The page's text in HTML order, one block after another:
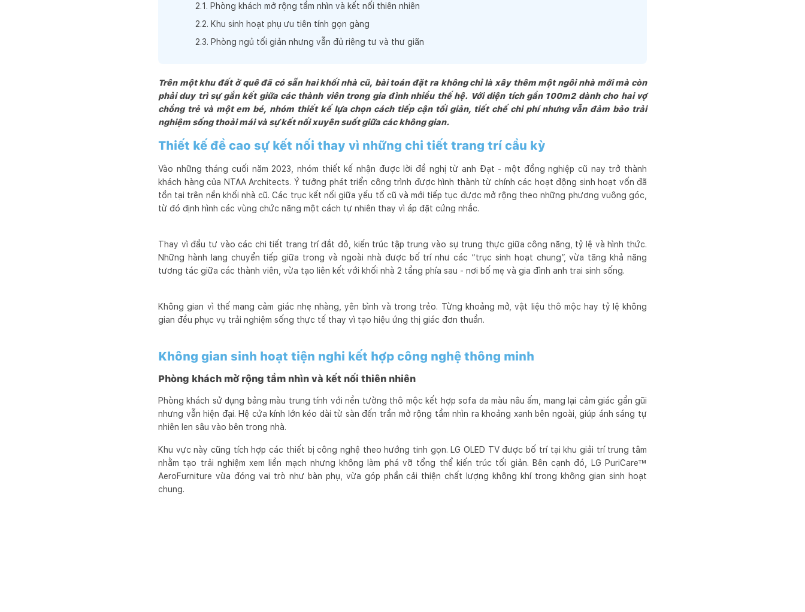
đậm dấu ấn của
Chúng tôi luôn hy vọng và có niềm tin rằng, một sản phẩm chất lượng là kết quả của mối quan hệ tốt đẹp giữa sự nhiệt
hài lòng, đầy niềm vui và nhiều sự hứng khởi nhất.
2.1 . Phòng khách mở rộng tầm nhìn và kết nối thiên nhiên
2.2. Khu sinh hoạt phụ ưu tiên tính gọn gàng
2.3. Phòng ngủ tối giản nhưng vẫn đủ riêng tư và thư giãn
Trên một khu đất ở quê đã có sẵn hai khối nhà cũ, bài toán đặt ra không chỉ là xây thêm một ngôi nhà mới mà còn
phải duy trì sự gắn kết giữa các thành viên trong gia đình nhiều thế hệ. Với diện tích gần 100m2 dành cho hai vợ
chồng trẻ và một em bé, nhóm thiết kế lựa chọn cách tiếp cận tối giản, tiết chế chi phí nhưng vẫn đảm bảo trải
nghiệm sống thoải mái và sự kết nối xuyên suốt giữa các không gian.
Thiết kế đề cao sự kết nối thay vì những chi tiết trang trí cầu kỳ
Vào những tháng cuối năm 2023, nhóm thiết kế nhận được lời đề nghị từ anh Đạt - một đồng nghiệp cũ nay trở thành
khách hàng của NTAA Architects. Ý tưởng phát triển công trình được hình thành từ chính các hoạt động sinh hoạt vốn đã
tồn tại trên nền khối nhà cũ. Các trục kết nối giữa yếu tố cũ và mới tiếp tục được mở rộng theo những phương vuông góc,
từ đó định hình các vùng chức năng một cách tự nhiên thay vì áp đặt cứng nhắc.
Thay vì đầu tư vào các chi tiết trang trí đắt đỏ, kiến trúc tập trung vào sự trung thực giữa công năng, tỷ lệ và hình thức.
Những hành lang chuyển tiếp giữa trong và ngoài nhà được bố trí như các “trục sinh hoạt chung”, vừa tăng khả năng
tương tác giữa các thành viên, vừa tạo liên kết với khối nhà 2 tầng phía sau - nơi bố mẹ và gia đình anh trai sinh sống.
Không gian vì thế mang cảm giác nhẹ nhàng, yên bình và trong trẻo. Từng khoảng mở, vật liệu thô mộc hay tỷ lệ không
gian đều phục vụ trải nghiệm sống thực tế thay vì tạo hiệu ứng thị giác đơn thuần.
Không gian sinh hoạt tiện nghi kết hợp công nghệ thông minh
Phòng khách mở rộng tầm nhìn và kết nối thiên nhiên
Phòng khách sử dụng bảng màu trung tính với nền tường thô mộc kết hợp sofa da màu nâu ấm, mang lại cảm giác gần gũi
nhưng vẫn hiện đại. Hệ cửa kính lớn kéo dài từ sàn đến trần mở rộng tầm nhìn ra khoảng xanh bên ngoài, giúp ánh sáng tự
nhiên len sâu vào bên trong nhà.
Khu vực này cũng tích hợp các thiết bị công nghệ theo hướng tinh gọn. LG OLED TV được bố trí tại khu giải trí trung tâm
nhằm tạo trải nghiệm xem liền mạch nhưng không làm phá vỡ tổng thể kiến trúc tối giản. Bên cạnh đó, LG PuriCare™
AeroFurniture vừa đóng vai trò như bàn phụ, vừa góp phần cải thiện chất lượng không khí trong không gian sinh hoạt
chung.